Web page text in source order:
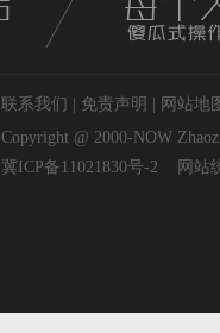
联系我们 免责声明
网站地
Copyright @ 2000-NOW
冀ICP备11021830号-2
网站